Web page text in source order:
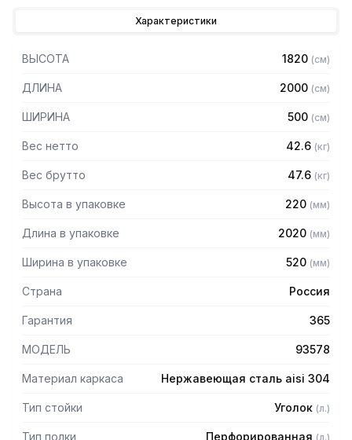
304 толщиной 2 мм
— Четыре перфорированные полки из нержавеющей
стали марки AISI 304 толщиной 0,8 мм
— Расстояние между полками регулируемое с шагом 50
— Регулируемые опоры
Характеристики
ВЫСОТА 1820 (см)
ДЛИНА 2000 (см)
ШИРИНА 500 (см)
Вес нетто 42.6 (кг)
Вес брутто 47.6 (кг)
Высота в упаковке 220 (мм)
Длина в упаковке 2020 (мм)
Ширина в упаковке 520 (мм)
Страна Россия
Гарантия 365
МОДЕЛЬ 93578
Материал каркаса Нержавеющая сталь aisi 304
Тип стойки Уголок (л.)
Тип полки Перфорированная (л.)